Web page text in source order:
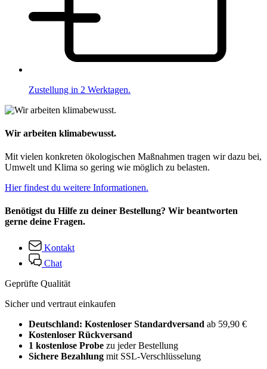
Zustellung in 2 Werktagen.
Wir arbeiten klimabewusst.
Mit vielen konkreten ökologischen Maßnahmen tragen wir dazu bei,
Umwelt und Klima so gering wie möglich zu belasten.
Hier findest du weitere Informationen.
Benötigst du Hilfe zu deiner Bestellung? Wir beantworten
gerne deine Fragen.
Kontakt
Chat
Geprüfte Qualität
Sicher und vertraut einkaufen
Deutschland: Kostenloser Standardversand ab 59,90 €
Kostenloser Rückversand
1 kostenlose Probe zu jeder Bestellung
Sichere Bezahlung mit SSL-Verschlüsselung